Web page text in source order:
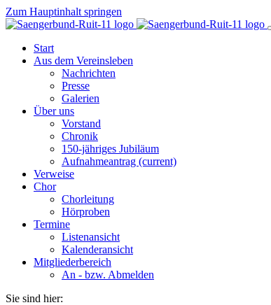
Zum Hauptinhalt springen
Start
Aus dem Vereinsleben
Nachrichten
Presse
Galerien
Über uns
Vorstand
Chronik
150-jähriges Jubiläum
Aufnahmeantrag (current)
Verweise
Chor
Chorleitung
Hörproben
Termine
Listenansicht
Kalenderansicht
Mitgliederbereich
An - bzw. Abmelden
Sie sind hier: